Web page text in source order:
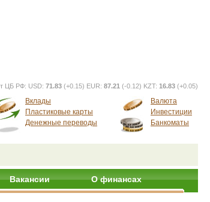
ЦБ РФ: USD: 71.83 (+0.15) EUR: 87.21 (-0.12) KZT: 16.83 (+0.05)
Вклады
Пластиковые карты
Денежные переводы
Валюта
Инвестиции
Банкоматы
Вакансии О финансах